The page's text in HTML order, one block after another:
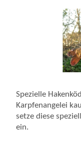
Spezielle
Karpfenangelei
setze diese
ein.